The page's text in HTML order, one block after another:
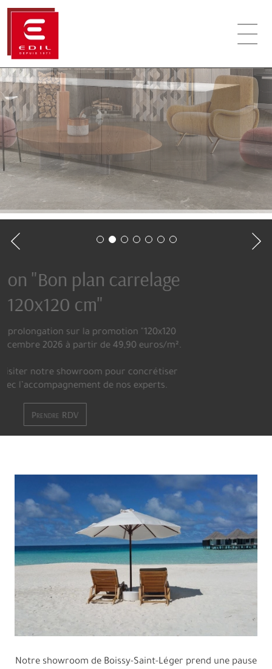
EDIL, depuis 1971
Installé à Boissy Saint Léger depuis 1971, l'offre de
particuliers, artisans carreleurs, décorateurs et
Accueil
Notre showroom de Boissy-Saint-Léger prend une pause